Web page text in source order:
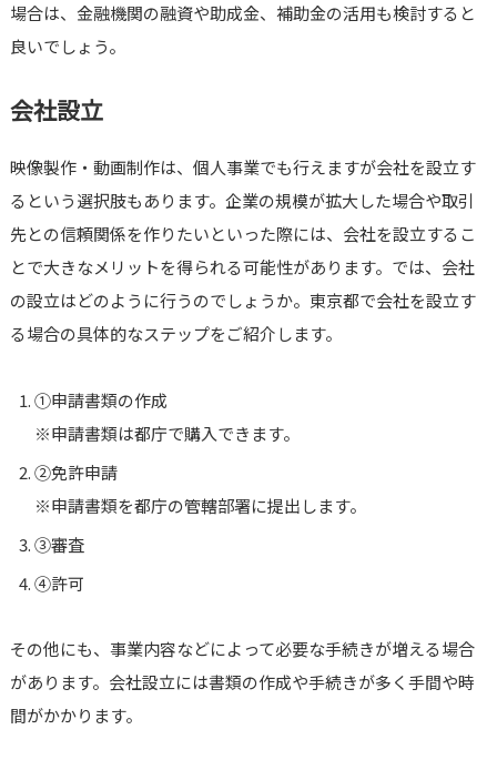
場合は、金融機関の融資や助成金、補助金の活用も検討すると
良いでしょう。
会社設立
映像製作・動画制作は、個人事業でも行えますが会社を設立す
るという選択肢もあります。企業の規模が拡大した場合や取引
先との信頼関係を作りたいといった際には、会社を設立するこ
とで大きなメリットを得られる可能性があります。では、会社
の設立はどのように行うのでしょうか。東京都で会社を設立す
る場合の具体的なステップをご紹介します。
①申請書類の作成
※申請書類は都庁で購入できます。
②免許申請
※申請書類を都庁の管轄部署に提出します。
③審査
④許可
その他にも、事業内容などによって必要な手続きが増える場合
があります。会社設立には書類の作成や手続きが多く手間や時
間がかかります。